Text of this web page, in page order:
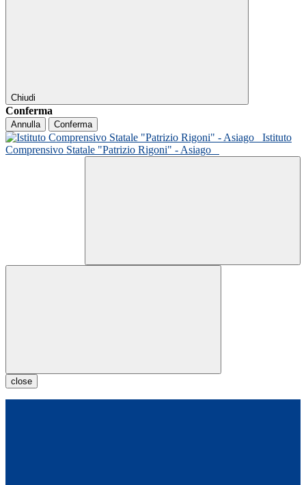
Chiudi
Conferma
Annulla Conferma
Istituto
Comprensivo Statale "Patrizio Rigoni" - Asiago
close